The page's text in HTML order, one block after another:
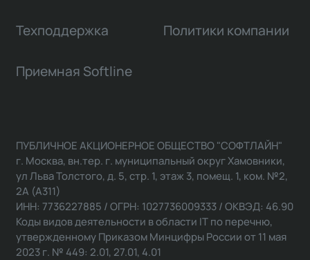
Техподдержка Политики компании
Приемная Softline
ПУБЛИЧНОЕ АКЦИОНЕРНОЕ ОБЩЕСТВО "СОФТЛАЙН"
г. Москва, вн.тер. г. муниципальный округ Хамовники,
ул Льва Толстого, д. 5, стр. 1, этаж 3, помещ. 1, ком. №2,
2А (А311)
ИНН: 7736227885 / ОГРН: 1027736009333 / ОКВЭД: 46.90
Коды видов деятельности в области IT по перечню,
утвержденному Приказом Минцифры России от 11 мая
2023 г. № 449: 2.01, 27.01, 4.01